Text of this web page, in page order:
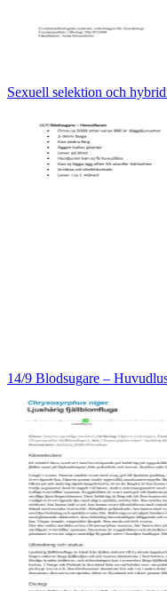
Sexuell selektion och
14/9 Blodsugare –